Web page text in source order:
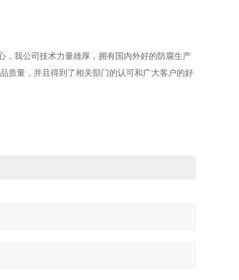
我公司技术力量雄厚，拥有国内外好的防腐生产
质量，并且得到了相关部门的认可和广大客户的好